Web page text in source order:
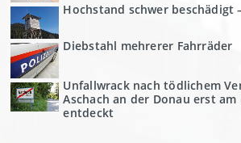
Hochstand schwer beschädigt
Diebstahl mehrerer Fahrräder
Unfallwrack nach tödlichem
Aschach an der Donau erst am
entdeckt